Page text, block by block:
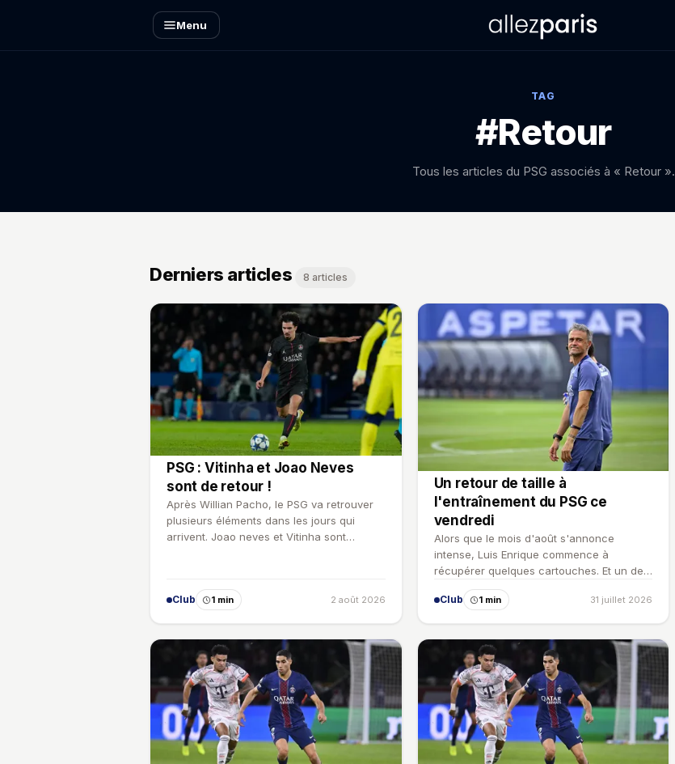
Menu
TAG
#Retour
Tous les articles du PSG associés à « Retour ».
Derniers articles 8 articles
PSG : Vitinha et Joao Neves
sont de retour !
Après Willian Pacho, le PSG va retrouver
plusieurs éléments dans les jours qui
arrivent. Joao neves et Vitinha sont
Club 1 min 2 août 2026
Un retour de taille à
l'entraînement du PSG ce
vendredi
Alors que le mois d'août s'annonce
intense, Luis Enrique commence à
récupérer quelques cartouches. Et un de
ses tauliers était de retour ce…
Club 1 min 31 juillet 2026